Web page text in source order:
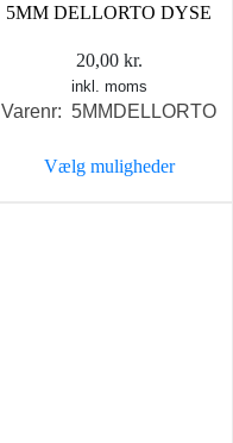
5MM DELLORTO DYSE
20,00 kr.
inkl. moms
Varenr: 5MMDELLORTO
Vælg muligheder